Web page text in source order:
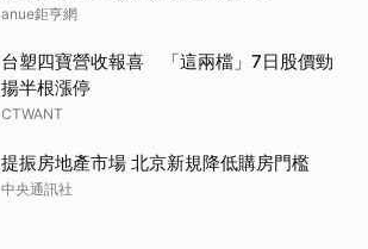
anue鉅亨網
台塑四寶營收報喜 「這兩檔」7日股價勁
揚半根漲停
CTWANT
提振房地產市場 北京新規降低購房門檻
中央通訊社